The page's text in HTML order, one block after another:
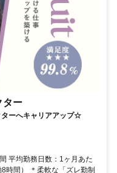
ター
ターへキャリアアップ☆
平均勤務日数：1ヶ月あた
時間） ＊柔軟な「ズレ勤制